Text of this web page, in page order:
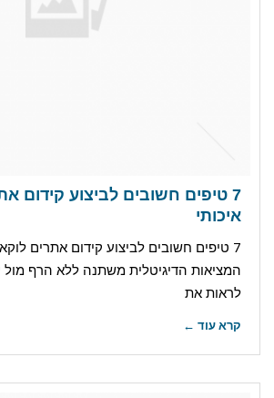
7 טיפים חשובים לביצוע קידום
איכותי
7 טיפים חשובים לביצוע קידום אתרים
המציאות הדיגיטלית משתנה ללא הרף מול
לראות את
קרא עוד ←